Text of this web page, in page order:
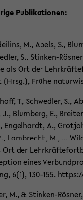
Pu­bli­ka­tio­nen:
M., Abels, S.,
S., Stinken-​
als Ort der
(Hrsg.), Frühe
T., Schwed­ler, S.,
J., Blum­berg, E.,
En­gel­hardt, A.,
Lam­brecht, M., …
Ort der
eines
6(1), 130–155.
M., & Stinken-​